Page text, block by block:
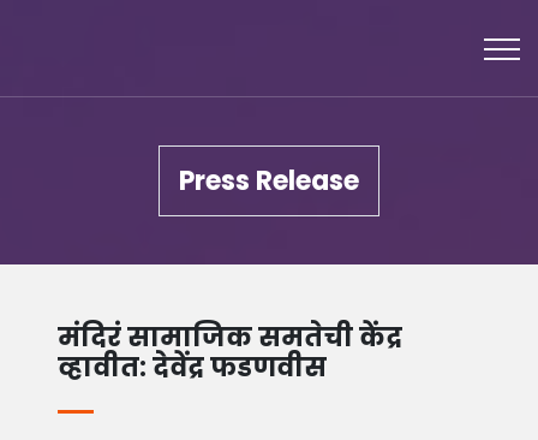
Press Release
मंदिरं सामाजिक समतेची केंद्र
व्हावीत: देवेंद्र फडणवीस